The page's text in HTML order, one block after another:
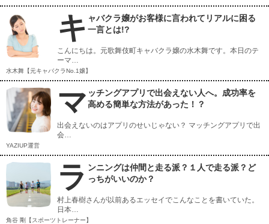
キ ャバクラ嬢がお客様に言われてリアルに困る
一言とは!?
こんにちは。元歌舞伎町キャバクラ嬢の水木舞です。本日のテ
ーマ…
水木舞【元キャバクラNo.1嬢】
マ ッチングアプリで出会えない人へ。成功率を
高める簡単な方法があった！？
出会えないのはアプリのせいじゃない？ マッチングアプリで出
会…
YAZIUP運営
ラ ンニングは仲間と走る派？１人で走る派？ど
っちがいいのか？
村上春樹さんが以前あるエッセイでこんなことを書いていた。
日本…
角谷 剛【スポーツトレーナー】